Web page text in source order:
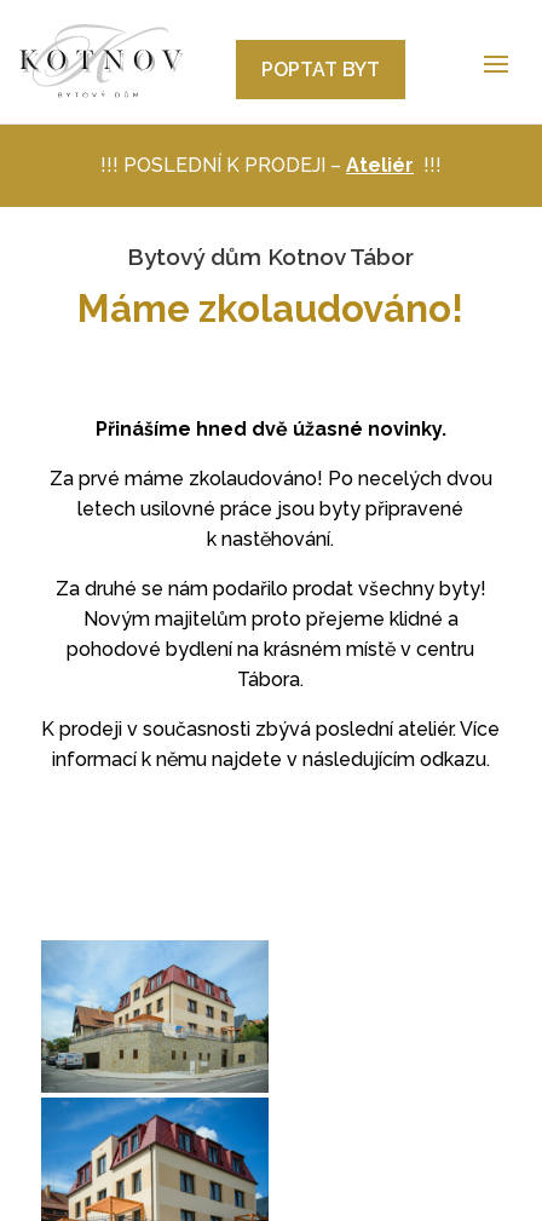
POPTAT BYT
!!! POSLEDNÍ K PRODEJI – Ateliér !!!
Bytový dům Kotnov Tábor
Máme zkolaudováno!
Přinášíme hned dvě úžasné novinky.
Za prvé máme zkolaudováno! Po necelých dvou
letech usilovné práce jsou byty připravené
k nastěhování.
Za druhé se nám podařilo prodat všechny byty!
Novým majitelům proto přejeme klidné a
pohodové bydlení na krásném místě v centru
Tábora.
K prodeji v současnosti zbývá poslední ateliér. Více
informací k němu najdete v následujícím odkazu.